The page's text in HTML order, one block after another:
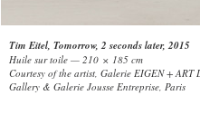
Tim Eitel, Tomorrow, 2 seconds later, 2015
Huile sur toile — 210 × 185 cm
Courtesy of the artist, Galerie EIGEN + ART
Gallery & Galerie Jousse Entreprise, Paris